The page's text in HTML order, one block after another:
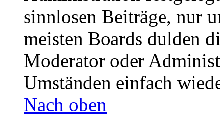
sinnlosen Beiträge, nur
meisten Boards dulden
Moderator oder
Umständen einfach
Nach oben